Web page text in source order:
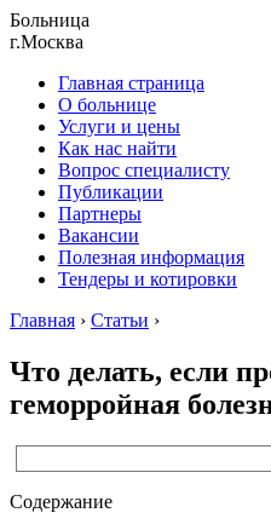
Больница
г.Москва
Главная страница
О больнице
Услуги и цены
Как нас найти
Вопрос специалисту
Публикации
Партнеры
Вакансии
Полезная информация
Тендеры и котировки
Главная › Статьи ›
Что делать, если
геморройная
Содержание